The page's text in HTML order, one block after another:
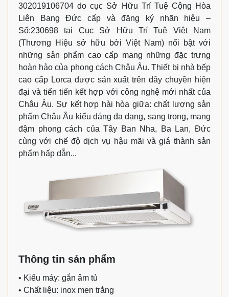
302019106704 do cục Sở Hữu Trí Tuệ Cộng Hòa
Liên Bang Đức cấp và đăng ký nhãn hiệu –
Số:230698 tại Cục Sở Hữu Trí Tuệ Việt Nam
(Thương Hiệu sở hữu bởi Việt Nam) nổi bật với
những sản phẩm cao cấp mang những đặc trưng
hoàn hảo của phong cách Châu Âu. Thiết bị nhà bếp
cao cấp Lorca được sản xuất trên dây chuyền hiện
đại và tiến tiến kết hợp với công nghệ mới nhất của
Châu Âu. Sự kết hợp hài hòa giữa: chất lượng sản
phẩm Châu Âu kiểu dáng đa dạng, sang trọng, mang
đậm phong cách của Tây Ban Nha, Ba Lan, Đức
cùng với chế độ dịch vụ hậu mãi và giá thành sản
phẩm hấp dẫn...
Thông tin sản phẩm
• Kiểu máy: gắn âm tủ
• Chất liệu: inox men trắng